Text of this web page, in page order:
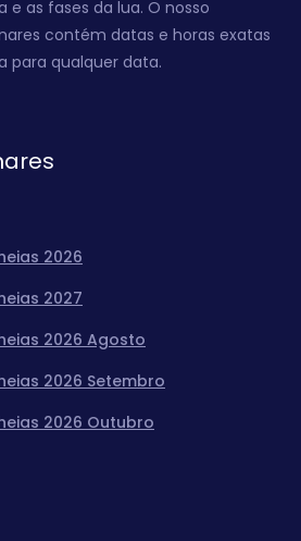
e as fases da lua. O nosso
contém datas e horas exatas
para qualquer data.
2026
2027
2026 Agosto
2026 Setembro
2026 Outubro